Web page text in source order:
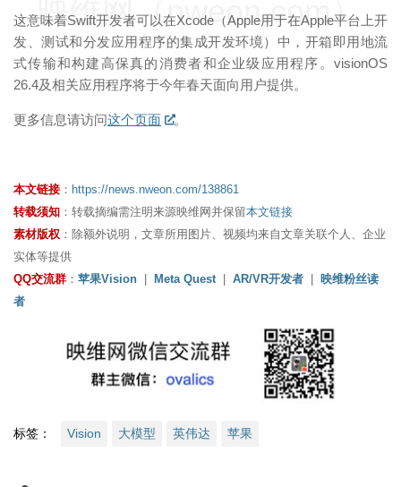
这意味着Swift开发者可以在Xcode（Apple用于在Apple平台上开
发、测试和分发应用程序的集成开发环境）中，开箱即用地流
式传输和构建高保真的消费者和企业级应用程序。visionOS
26.4及相关应用程序将于今年春天面向用户提供。
更多信息请访问这个页面 。
映维网（nweon.com）
本文链接 ： https://news.nweon.com/138861
转载须知 ：转载摘编需注明来源映维网并保留本文链接
素材版权 ：除额外说明，文章所用图片、视频均来自文章关联个人、企业
实体等提供
QQ交流群 ： 苹果Vision | Meta Quest | AR/VR开发者 | 映维粉丝读
者
标签： Vision 大模型 英伟达 苹果